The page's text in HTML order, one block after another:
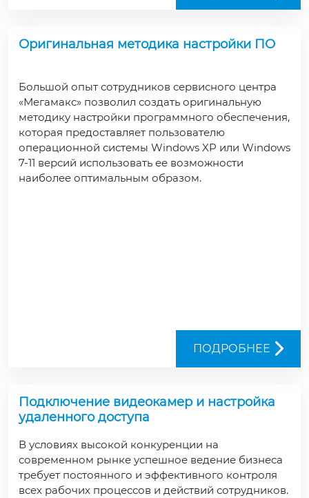
Оригинальная методика настройки ПО
Большой опыт сотрудников сервисного центра
«Мегамакс» по­зволил создать оригинальную
методику на­стройки программного обеспечения,
которая предоставляет пользователю
операционной системы Windows XP или Windows
7-11 версий использовать ее возмож­ности
наиболее оптимальным образом.
ПОДРОБНЕЕ
Подключение видеокамер и настройка
удаленного доступа
В условиях высокой конкуренции на
современном рынке успешное ведение бизнеса
требует постоянного и эффективного контроля
всех рабочих процессов и действий сотрудников.